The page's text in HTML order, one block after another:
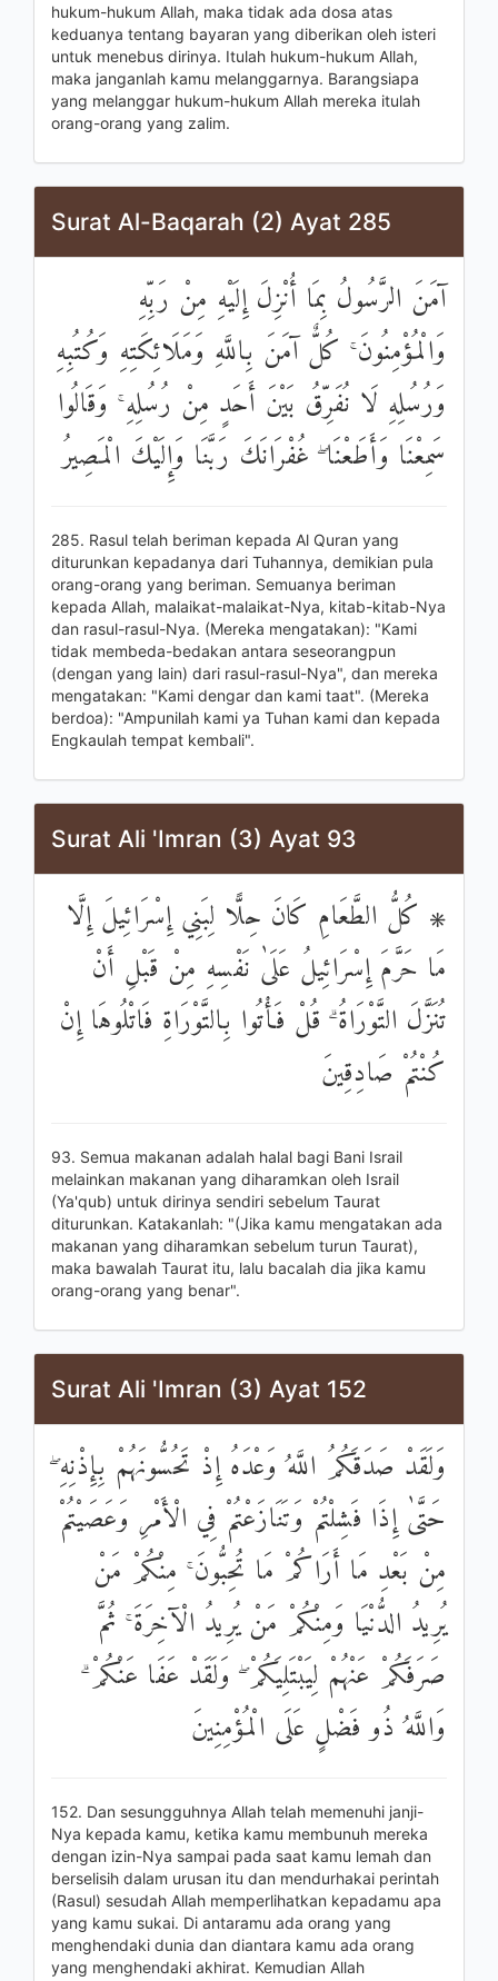
hukum-hukum Allah, maka tidak ada dosa atas
keduanya tentang bayaran yang diberikan oleh isteri
untuk menebus dirinya. Itulah hukum-hukum Allah,
maka janganlah kamu melanggarnya. Barangsiapa
yang melanggar hukum-hukum Allah mereka itulah
orang-orang yang zalim.
Surat Al-Baqarah (2) Ayat 285
آمَنَ الرَّسُولُ بِمَا أُنْزِلَ إِلَيْهِ مِنْ رَبِّهِ
وَالْمُؤْمِنُونَ ۚ كُلٌّ آمَنَ بِاللَّهِ وَمَلَائِكَتِهِ وَكُتُبِهِ
وَرُسُلِهِ لَا نُفَرِّقُ بَيْنَ أَحَدٍ مِنْ رُسُلِهِ ۚ وَقَالُوا
سَمِعْنَا وَأَطَعْنَا ۖ غُفْرَانَكَ رَبَّنَا وَإِلَيْكَ الْمَصِيرُ
285. Rasul telah beriman kepada Al Quran yang
diturunkan kepadanya dari Tuhannya, demikian pula
orang-orang yang beriman. Semuanya beriman
kepada Allah, malaikat-malaikat-Nya, kitab-kitab-Nya
dan rasul-rasul-Nya. (Mereka mengatakan): "Kami
tidak membeda-bedakan antara seseorangpun
(dengan yang lain) dari rasul-rasul-Nya", dan mereka
mengatakan: "Kami dengar dan kami taat". (Mereka
berdoa): "Ampunilah kami ya Tuhan kami dan kepada
Engkaulah tempat kembali".
Surat Ali 'Imran (3) Ayat 93
۞ كُلُّ الطَّعَامِ كَانَ حِلًّا لِبَنِي إِسْرَائِيلَ إِلَّا
مَا حَرَّمَ إِسْرَائِيلُ عَلَىٰ نَفْسِهِ مِنْ قَبْلِ أَنْ
تُنَزَّلَ التَّوْرَاةُ ۗ قُلْ فَأْتُوا بِالتَّوْرَاةِ فَاتْلُوهَا إِنْ
كُنْتُمْ صَادِقِينَ
93. Semua makanan adalah halal bagi Bani Israil
melainkan makanan yang diharamkan oleh Israil
(Ya'qub) untuk dirinya sendiri sebelum Taurat
diturunkan. Katakanlah: "(Jika kamu mengatakan ada
makanan yang diharamkan sebelum turun Taurat),
maka bawalah Taurat itu, lalu bacalah dia jika kamu
orang-orang yang benar".
Surat Ali 'Imran (3) Ayat 152
وَلَقَدْ صَدَقَكُمُ اللَّهُ وَعْدَهُ إِذْ تَحُسُّونَهُمْ بِإِذْنِهِ ۖ
حَتَّىٰ إِذَا فَشِلْتُمْ وَتَنَازَعْتُمْ فِي الْأَمْرِ وَعَصَيْتُمْ
مِنْ بَعْدِ مَا أَرَاكُمْ مَا تُحِبُّونَ ۚ مِنْكُمْ مَنْ
يُرِيدُ الدُّنْيَا وَمِنْكُمْ مَنْ يُرِيدُ الْآخِرَةَ ۚ ثُمَّ
صَرَفَكُمْ عَنْهُمْ لِيَبْتَلِيَكُمْ ۖ وَلَقَدْ عَفَا عَنْكُمْ ۗ
وَاللَّهُ ذُو فَضْلٍ عَلَى الْمُؤْمِنِينَ
152. Dan sesungguhnya Allah telah memenuhi janji-
Nya kepada kamu, ketika kamu membunuh mereka
dengan izin-Nya sampai pada saat kamu lemah dan
berselisih dalam urusan itu dan mendurhakai perintah
(Rasul) sesudah Allah memperlihatkan kepadamu apa
yang kamu sukai. Di antaramu ada orang yang
menghendaki dunia dan diantara kamu ada orang
yang menghendaki akhirat. Kemudian Allah